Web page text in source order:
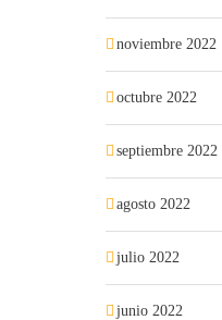
noviembre 2022
octubre 2022
septiembre 2022
agosto 2022
julio 2022
junio 2022